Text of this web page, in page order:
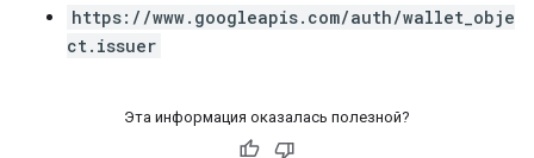
https://www.googleapis.com/auth/wallet_obje
ct.issuer
Эта информация оказалась полезной?